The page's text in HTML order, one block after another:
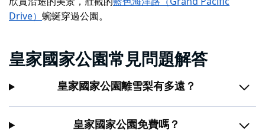
Drive） 蜿蜒穿過公園。
皇家國家公園常見問題解答
皇家國家公園離雪梨有多遠？
皇家國家公園免費嗎？